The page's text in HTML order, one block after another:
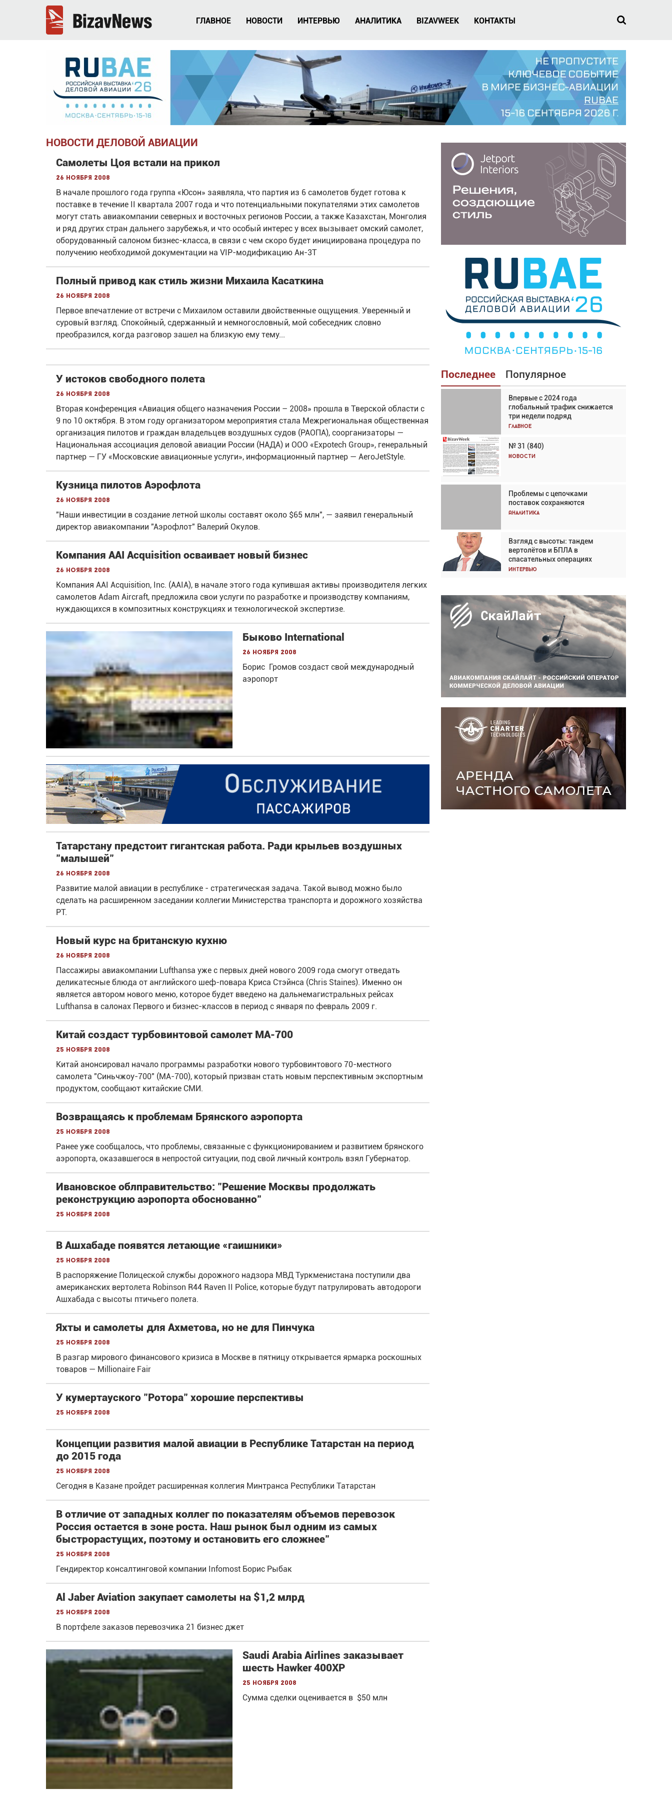
ГЛАВНОЕ НОВОСТИ ИНТЕРВЬЮ АНАЛИТИКА BIZAVWEEK КОНТАКТЫ
НОВОСТИ ДЕЛОВОЙ АВИАЦИИ
Самолеты Цоя встали на прикол
26 ноября 2008
В начале прошлого года группа «Юсон» заявляла, что партия из 6 самолетов будет готова к
поставке в течение II квартала 2007 года и что потенциальными покупателями этих самолетов
могут стать авиакомпании северных и восточных регионов России, а также Казахстан, Монголия
и ряд других стран дальнего зарубежья, и что особый интерес у всех вызывает омский самолет,
оборудованный салоном бизнес-класса, в связи с чем скоро будет инициирована процедура по
получению необходимой документации на VIP-модификацию Ан-3Т
Полный привод как стиль жизни Михаила Касаткина
26 ноября 2008
Первое впечатление от встречи с Михаилом оставили двойственные ощущения. Уверенный и
суровый взгляд. Спокойный, сдержанный и немногословный, мой собеседник словно
преобразился, когда разговор зашел на близкую ему тему...
У истоков свободного полета
26 ноября 2008
Вторая конференция «Авиация общего назначения России – 2008» прошла в Тверской области с
9 по 10 октября. В этом году организатором мероприятия стала Межрегиональная общественная
организация пилотов и граждан владельцев воздушных судов (РАОПА), соорганизаторы —
Национальная ассоциация деловой авиации России (НАДА) и ООО «Expotech Group», генеральный
партнер — ГУ «Московские авиационные услуги», информационный партнер — AeroJetStyle.
Кузница пилотов Аэрофлота
26 ноября 2008
"Наши инвестиции в создание летной школы составят около $65 млн", — заявил генеральный
директор авиакомпании "Аэрофлот" Валерий Окулов.
Компания AAI Acquisition осваивает новый бизнес
26 ноября 2008
Компания AAI Acquisition, Inc. (AAIA), в начале этого года купившая активы производителя легких
самолетов Adam Aircraft, предложила свои услуги по разработке и производству компаниям,
нуждающихся в композитных конструкциях и технологической экспертизе.
Быково International
26 ноября 2008
Борис Громов создаст свой международный
аэропорт
Татарстану предстоит гигантская работа. Ради крыльев воздушных
"малышей"
26 ноября 2008
Развитие малой авиации в республике - стратегическая задача. Такой вывод можно было
сделать на расширенном заседании коллегии Министерства транспорта и дорожного хозяйства
РТ.
Новый курс на британскую кухню
26 ноября 2008
Пассажиры авиакомпании Lufthansa уже с первых дней нового 2009 года смогут отведать
деликатесные блюда от английского шеф-повара Криса Стэйнса (Chris Staines). Именно он
является автором нового меню, которое будет введено на дальнемагистральных рейсах
Lufthansa в салонах Первого и бизнес-классов в период с января по февраль 2009 г.
Китай создаст турбовинтовой самолет MA-700
25 ноября 2008
Китай анонсировал начало программы разработки нового турбовинтового 70-местного
самолета "Синьчжоу-700" (МА-700), который призван стать новым перспективным экспортным
продуктом, сообщают китайские СМИ.
Возвращаясь к проблемам Брянского аэропорта
25 ноября 2008
Ранее уже сообщалось, что проблемы, связанные с функционированием и развитием брянского
аэропорта, оказавшегося в непростой ситуации, под свой личный контроль взял Губернатор.
Ивановское облправительство: "Решение Москвы продолжать
реконструкцию аэропорта обоснованно"
25 ноября 2008
В Ашхабаде появятся летающие «гаишники»
25 ноября 2008
В распоряжение Полицеской службы дорожного надзора МВД Туркменистана поступили два
американских вертолета Robinson R44 Raven II Police, которые будут патрулировать автодороги
Ашхабада с высоты птичьего полета.
Яхты и самолеты для Ахметова, но не для Пинчука
25 ноября 2008
В разгар мирового финансового кризиса в Москве в пятницу открывается ярмарка роскошных
товаров — Millionaire Fair
У кумертауского "Ротора" хорошие перспективы
25 ноября 2008
Концепции развития малой авиации в Республике Татарстан на период
до 2015 года
25 ноября 2008
Сегодня в Казане пройдет расширенная коллегия Минтранса Республики Татарстан
В отличие от западных коллег по показателям объемов перевозок
Россия остается в зоне роста. Наш рынок был одним из самых
быстрорастущих, поэтому и остановить его сложнее"
25 ноября 2008
Гендиректор консалтинговой компании Infomost Борис Рыбак
Al Jaber Aviation закупает самолеты на $1,2 млрд
25 ноября 2008
В портфеле заказов перевозчика 21 бизнес джет
Saudi Arabia Airlines заказывает
шесть Hawker 400XP
25 ноября 2008
Сумма сделки оценивается в $50 млн
Последнее Популярное
Впервые с 2024 года
глобальный трафик снижается
три недели подряд
Главное
№ 31 (840)
Новости
Проблемы с цепочками
поставок сохраняются
Аналитика
Взгляд с высоты: тандем
вертолётов и БПЛА в
спасательных операциях
Интервью
Взгляд с высоты: тандем
вертолётов и БПЛА в
спасательных операциях
Главное
Авиационный фотограф Дэйв
Кох: «Фотография говорит сама
Впервые с 2024 года
глобальный трафик снижается
три недели подряд
Частный самолёт – это актив.
Подходите к покупке
соответствующим образом
Интервью